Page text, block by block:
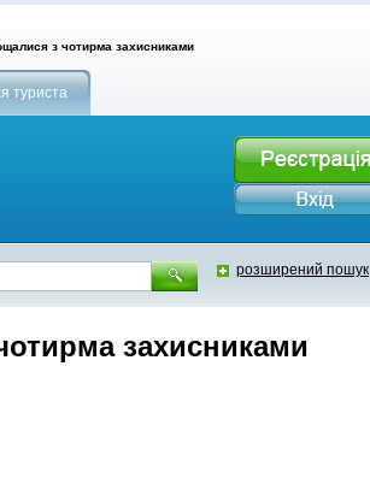
з чотирма захисниками
туриста
розширений пошук
захисниками